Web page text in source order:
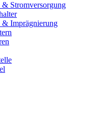
Stromversorgung
& Imprägnierung